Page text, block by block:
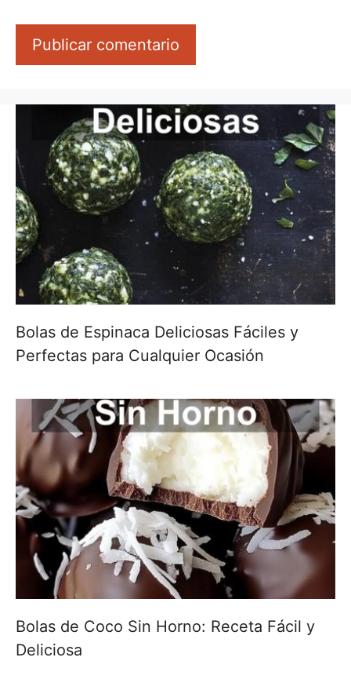
Bolas de Espinaca Deliciosas Fáciles y
Perfectas para Cualquier Ocasión
Bolas de Coco Sin Horno: Receta Fácil y
Deliciosa